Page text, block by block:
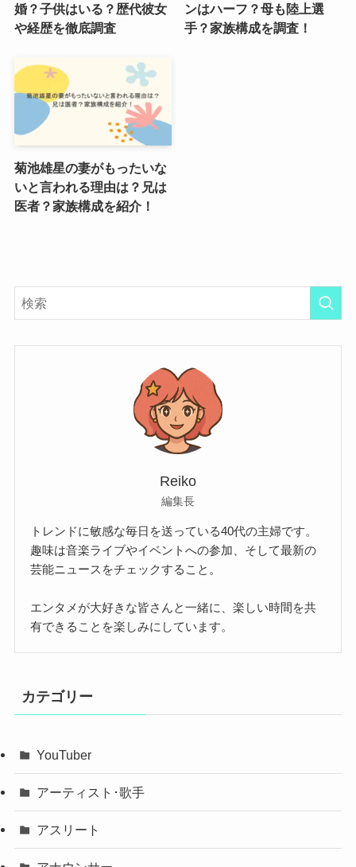
婚？子供はいる？歴代彼女
や経歴を徹底調査
ンはハーフ？母も陸上選
手？家族構成を調査！
菊池雄星の妻がもったいな
いと言われる理由は？兄は
医者？家族構成を紹介！
Reiko
編集長
トレンドに敏感な毎日を送っている40代の主婦です。
趣味は音楽ライブやイベントへの参加、そして最新の
芸能ニュースをチェックすること。
エンタメが大好きな皆さんと一緒に、楽しい時間を共
有できることを楽しみにしています。
カテゴリー
YouTuber
アーティスト･歌手
アスリート